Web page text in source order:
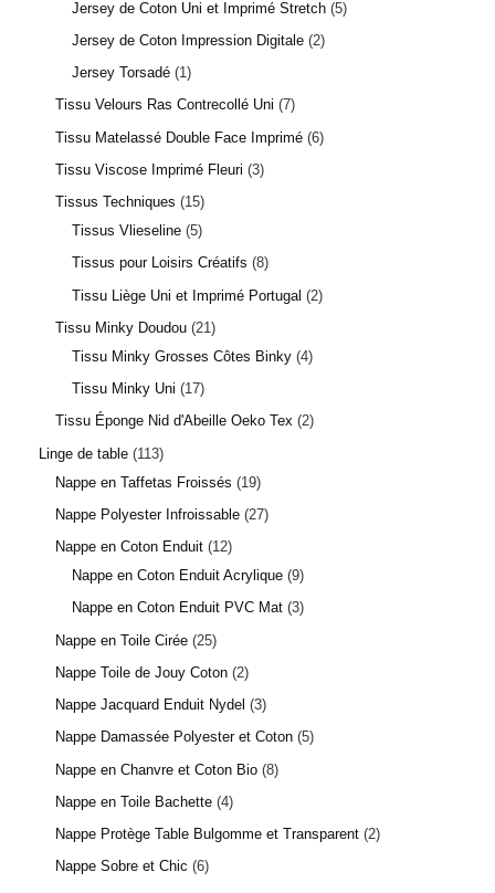
Jersey de Coton Uni et Imprimé Stretch 5
Jersey de Coton Impression Digitale 2
Jersey Torsadé 1
Tissu Velours Ras Contrecollé Uni 7
Tissu Matelassé Double Face Imprimé 6
Tissu Viscose Imprimé Fleuri 3
Tissus Techniques
15
Tissus Vlieseline 5
Tissus pour Loisirs Créatifs 8
Tissu Liège Uni et Imprimé Portugal
2
Tissu Minky Doudou 21
Tissu Minky Grosses Côtes Binky 4
Tissu Minky Uni
17
Tissu Éponge Nid d'Abeille Oeko Tex 2
Linge de table 113
Nappe en Taffetas Froissés
19
Nappe Polyester Infroissable 27
Nappe en Coton Enduit 12
Nappe en Coton Enduit Acrylique 9
Nappe en Coton Enduit PVC Mat 3
Nappe en Toile Cirée 25
Nappe Toile de Jouy Coton 2
Nappe Jacquard Enduit Nydel
3
Nappe Damassée Polyester et Coton 5
Nappe en Chanvre et Coton Bio 8
Nappe en Toile Bachette 4
Nappe Protège Table Bulgomme et Transparent 2
Nappe Sobre et Chic 6